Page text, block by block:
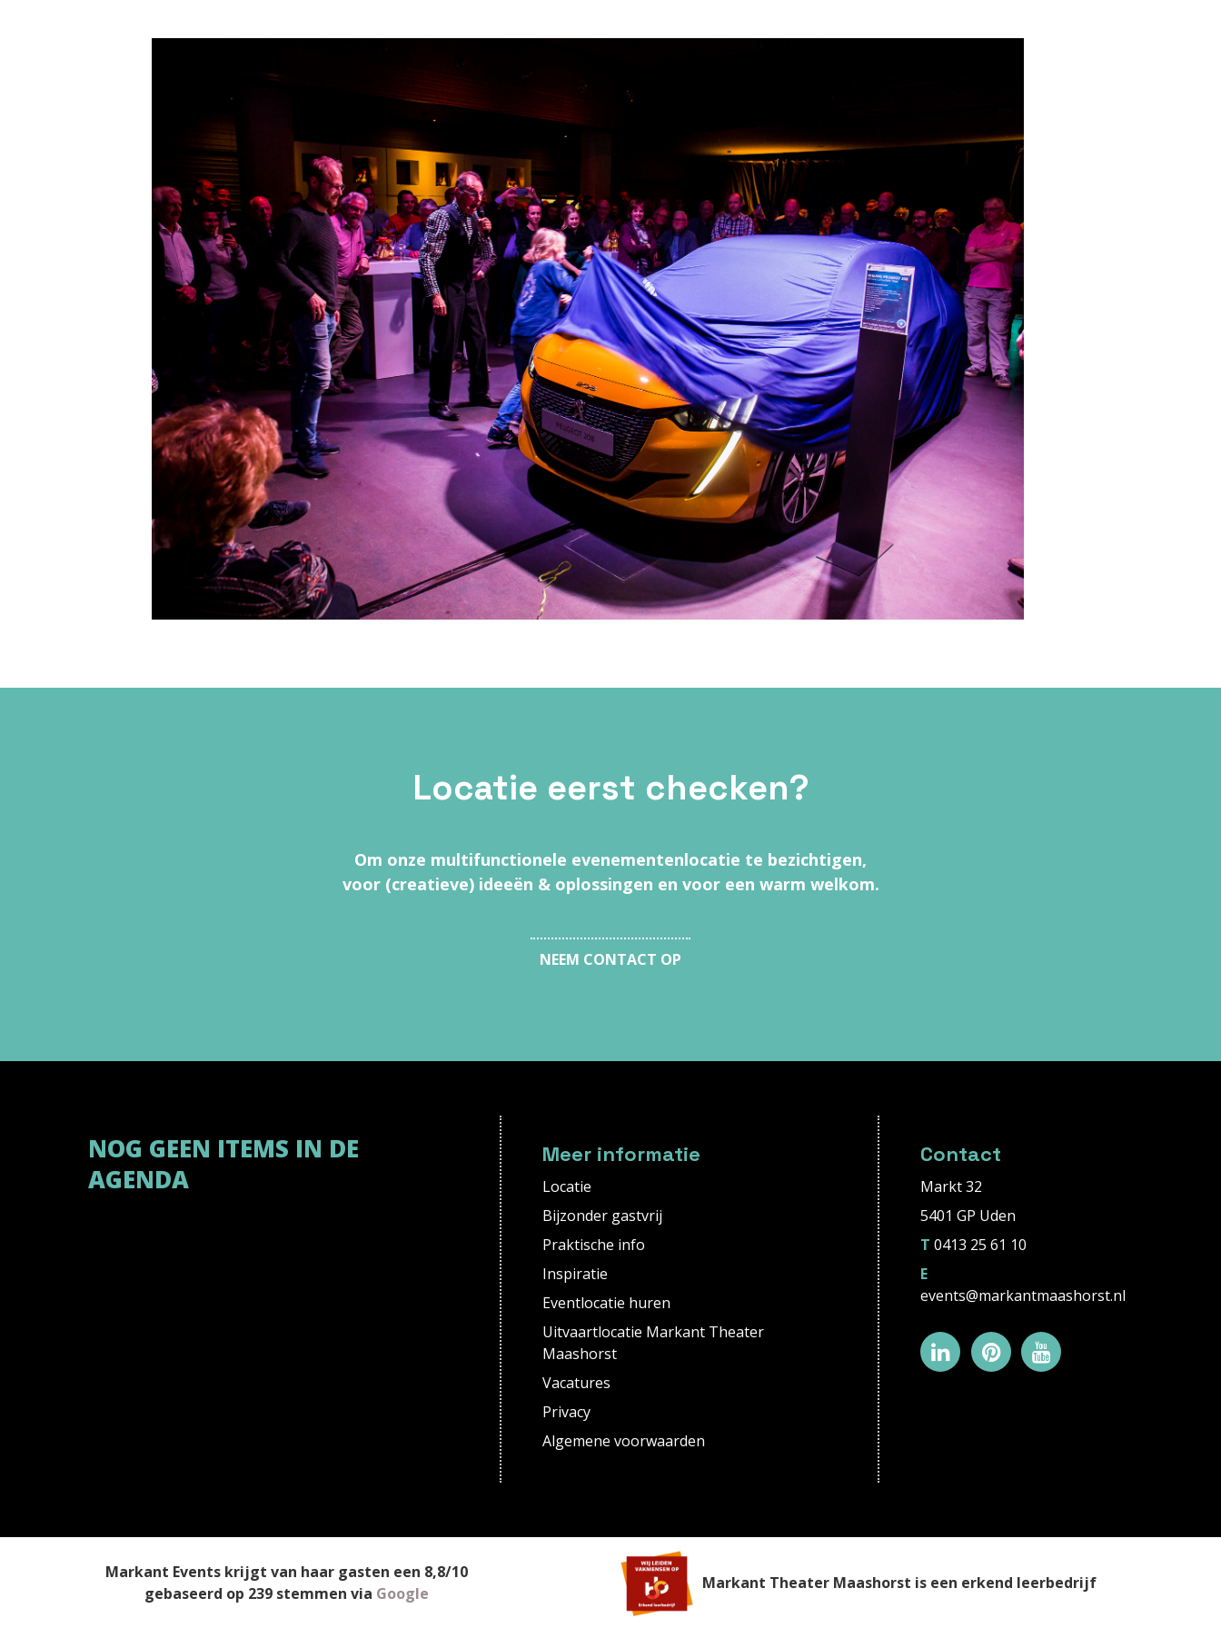
Locatie eerst checken?
Om onze multifunctionele evenementenlocatie te bezichtigen,
voor (creatieve) ideeën & oplossingen en voor een warm welkom.
NEEM CONTACT OP
NOG GEEN ITEMS IN DE
AGENDA
Meer informatie
Locatie
Bijzonder gastvrij
Praktische info
Inspiratie
Eventlocatie huren
Uitvaartlocatie Markant Theater
Maashorst
Vacatures
Privacy
Algemene voorwaarden
Contact
Markt 32
5401 GP Uden
T 0413 25 61 10
E
events@markantmaashorst.nl
Markant Eventskrijgt van haar gasten een 8,8/10
gebaseerd op 239stemmen via Google
Markant Theater Maashorst is een erkend leerbedrijf